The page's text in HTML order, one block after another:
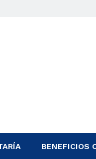
BENEFICIOS